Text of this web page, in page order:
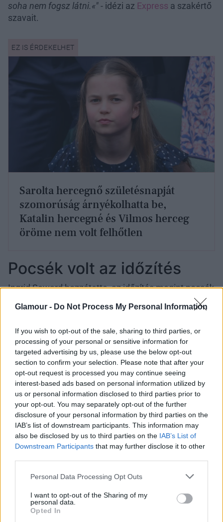
Glamour - Do Not Process My Personal Information
If you wish to opt-out of the sale, sharing to third parties, or
processing of your personal or sensitive information for
targeted advertising by us, please use the below opt-out
section to confirm your selection. Please note that after your
opt-out request is processed you may continue seeing
interest-based ads based on personal information utilized by
us or personal information disclosed to third parties prior to
your opt-out. You may separately opt-out of the further
disclosure of your personal information by third parties on the
IAB’s list of downstream participants. This information may
also be disclosed by us to third parties on the IAB’s List of
Downstream Participants that may further disclose it to other
Please note that this website/app uses one or more Google
not limited to your visit or usage behaviour. You may click to
grant or deny consent to Google and its third-party tags to
use your data for below specified purposes in below Google
Personal Data Processing Opt Outs
I want to opt-out of the Sharing of my
personal data.
Opted In
soha nem fogsz látni.«"- idézi az Express a szakértő
szavait.
Sarolta hercegnő születésnapját
szomorúság árnyékolhatta be,
Katalin hercegné és Vilmos herceg
öröme nem volt felhőtlen
Pocsék volt az időzítés
Ingrid Seward hozzátette, az időzítés megint pocsék
volt Meghan Markle-től és Harry hercegtől, hiszen a
királyi család akkor már készült a győzelem napi (VE
vettek és ez az interjú, illetve az ominózus fotó csak
árnyékot vethetett az ünnepségre.
„Lehet, hogy nem
is volt eszében, de az is lehet, hogy pont így tervezte.
Szerintem egyáltalán nem kellett volna interjút adnia.
Csak hazamenni és élni tovább az életét."
A család igyekszik nem
foglalkozni velük
A győzelem napiünnepségegyébként nagyon jól
programon. György herceg leendő királyként igen
magabiztosnakés határozottnak tűnt a képeken, a
mindig nagyon eleven öccsére, Lajos hercegre
azonban szokás szerint ismét rá kellett szólni: az